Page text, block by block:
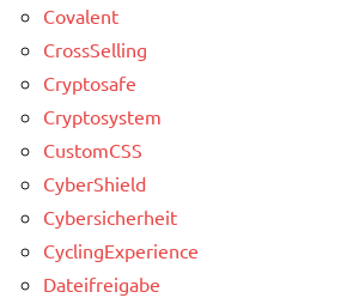
Covalent
CrossSelling
Cryptosafe
Cryptosystem
CustomCSS
CyberShield
Cybersicherheit
CyclingExperience
Dateifreigabe